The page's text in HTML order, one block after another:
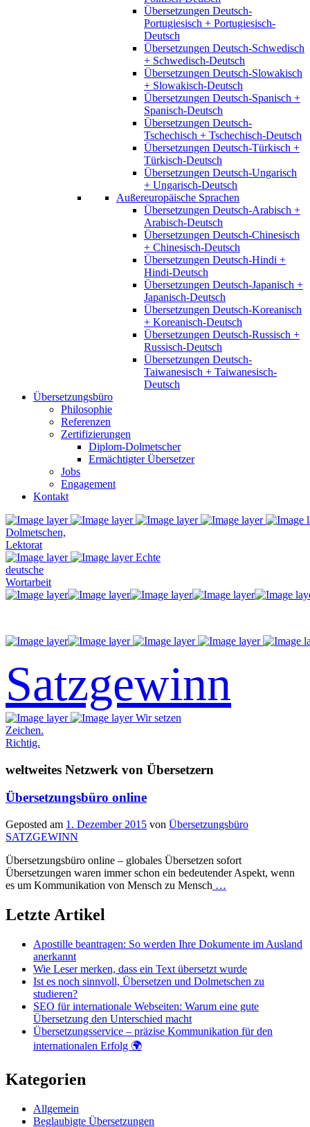
Übersetzungen Deutsch-
Portugiesisch + Portugiesisch-
Deutsch
Übersetzungen Deutsch-Schwedisch
+ Schwedisch-Deutsch
Übersetzungen Deutsch-Slowakisch
+ Slowakisch-Deutsch
Übersetzungen Deutsch-Spanisch +
Spanisch-Deutsch
Übersetzungen Deutsch-
Tschechisch + Tschechisch-Deutsch
Übersetzungen Deutsch-Türkisch +
Türkisch-Deutsch
Übersetzungen Deutsch-Ungarisch
+ Ungarisch-Deutsch
Außereuropäische Sprachen
Übersetzungen Deutsch-Arabisch +
Arabisch-Deutsch
Übersetzungen Deutsch-Chinesisch
+ Chinesisch-Deutsch
Übersetzungen Deutsch-Hindi +
Hindi-Deutsch
Übersetzungen Deutsch-Japanisch +
Japanisch-Deutsch
Übersetzungen Deutsch-Koreanisch
+ Koreanisch-Deutsch
Übersetzungen Deutsch-Russisch +
Russisch-Deutsch
Übersetzungen Deutsch-
Taiwanesisch + Taiwanesisch-
Deutsch
Übersetzungsbüro
Philosophie
Referenzen
Zertifizierungen
Diplom-Dolmetscher
Ermächtigter Übersetzer
Jobs
Engagement
Kontakt
Dolmetschen,
Lektorat
Echte
deutsche
Wortarbeit
Satzgewinn
Wir setzen
Zeichen.
Richtig.
weltweites Netzwerk von Übersetzern
Übersetzungsbüro online
Geposted am 1. Dezember 2015 von Übersetzungsbüro
SATZGEWINN
Übersetzungsbüro online – globales Übersetzen sofort
Übersetzungen waren immer schon ein bedeutender Aspekt, wenn
es um Kommunikation von Mensch zu Mensch …
Letzte Artikel
Apostille beantragen: So werden Ihre Dokumente im Ausland
anerkannt
Wie Leser merken, dass ein Text übersetzt wurde
Ist es noch sinnvoll, Übersetzen und Dolmetschen zu
studieren?
SEO für internationale Webseiten: Warum eine gute
Übersetzung den Unterschied macht
Übersetzungsservice – präzise Kommunikation für den
internationalen Erfolg 🌍
Kategorien
Allgemein
Beglaubigte Übersetzungen